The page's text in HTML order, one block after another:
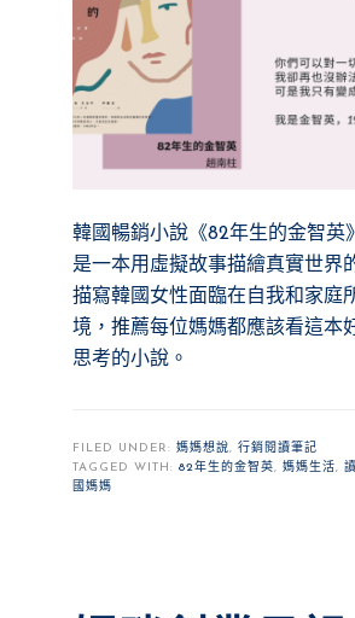
韓國暢銷小說《82年生的金智英
是一本用虛擬故事描繪真實世界
描寫韓國女性面臨在自我和家庭
境，推薦每位媽媽都應該看這本
思考的小說。
FILED UNDER: 媽媽想說, 行銷閱讀筆記
TAGGED WITH: 82年生的金智英, 媽媽生活,
國媽媽